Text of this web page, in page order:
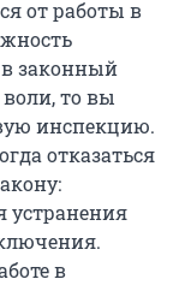
от работы в
в законный
то вы
инспекцию.
отказаться
устранения
в